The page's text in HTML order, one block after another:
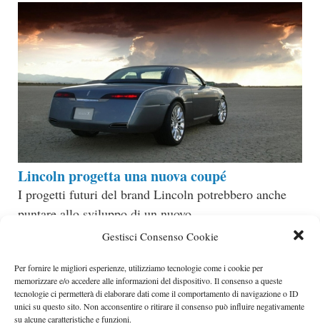
Gestisci Consenso Cookie
Per fornire le migliori esperienze, utilizziamo tecnologie come i cookie per
memorizzare e/o accedere alle informazioni del dispositivo. Il consenso a queste
tecnologie ci permetterà di elaborare dati come il comportamento di navigazione o ID
unici su questo sito. Non acconsentire o ritirare il consenso può influire negativamente
su alcune caratteristiche e funzioni.
Lincoln progetta una nuova coupé
I progetti futuri del brand Lincoln potrebbero anche
puntare allo sviluppo di un nuovo